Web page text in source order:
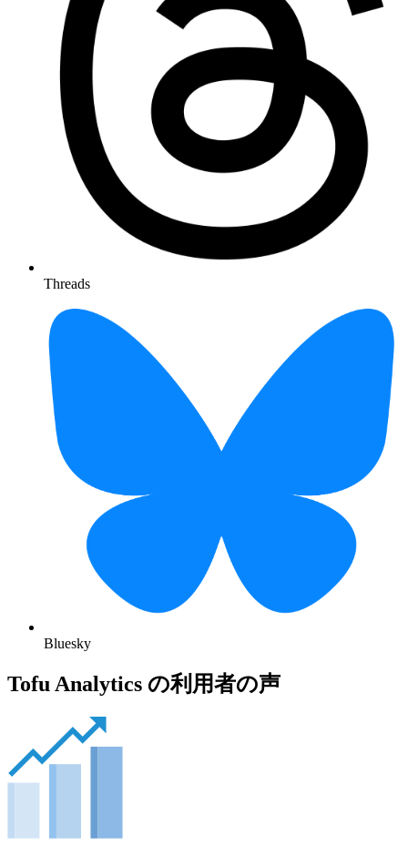
Threads
Bluesky
Tofu Analytics の利用者の声